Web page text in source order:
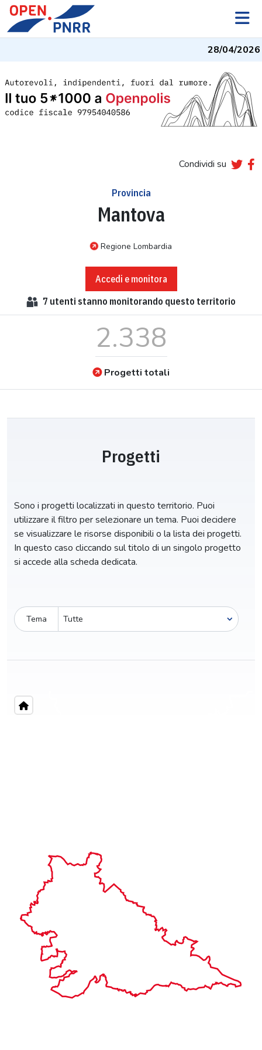
28/04/2026-
Condividi su
Provincia
Mantova
Regione Lombardia
Accedi e monitora
7 utenti stanno monitorando questo territorio
2.338
Progetti totali
Progetti
Sono i progetti localizzati in questo territorio. Puoi
utilizzare il filtro per selezionare un tema. Puoi decidere
se visualizzare le risorse disponibili o la lista dei progetti.
In questo caso cliccando sul titolo di un singolo progetto
si accede alla scheda dedicata.
Tema